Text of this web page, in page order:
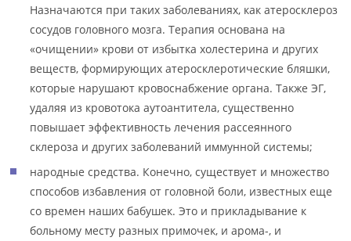
Назначаются при таких заболеваниях, как атеросклероз
сосудов головного мозга. Терапия основана на
«очищении» крови от избытка холестерина и других
веществ, формирующих атеросклеротические бляшки,
которые нарушают кровоснабжение органа. Также ЭГ,
удаляя из кровотока аутоантитела, существенно
повышает эффективность лечения рассеянного
склероза и других заболеваний иммунной системы;
народные средства. Конечно, существует и множество
способов избавления от головной боли, известных еще
со времен наших бабушек. Это и прикладывание к
больному месту разных примочек, и арома-, и